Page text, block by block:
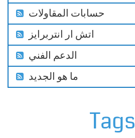
حسابات المقاولات
اتش ار انتربرايز
الدعم الفني
ما هو الجديد
Tags